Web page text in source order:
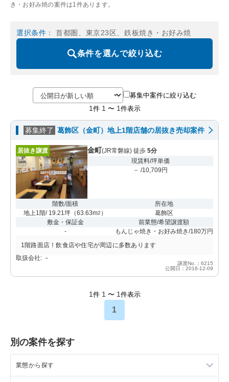
き・お好み焼の案件は1件あります。
選択条件 ： 首都圏、東京23区、鉄板焼き・お好み焼
条件を選んで絞り込む
募集中案件に絞り込む
1 件 1 〜 1 件表示
募集終了 葛飾区（金町）地上1階店舗の居抜き売却案件
居抜き譲渡 金町(JR常磐線) 徒歩 5分
現賃料/坪単価
－ /10,709円
階数/面積
地上1階/ 19.21坪 （63.63m2 ）
所在地
葛飾区
敷金・保証金
-
前業態/希望譲渡額
もんじゃ焼き・お好み焼き/180万円
1階路面店！飲食店や住宅が周辺に多数あります
取扱会社: －
譲渡No.：6215
公開日：2016-12-09
1 件 1 〜 1 件表示
1
別の案件を探す
業態から探す